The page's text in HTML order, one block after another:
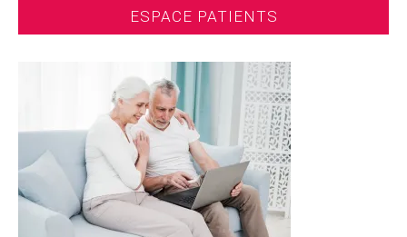
ESPACE PATIENTS